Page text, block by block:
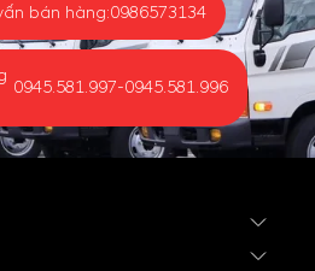
bán hàng:0986573134
0945.581.997-0945.581.996